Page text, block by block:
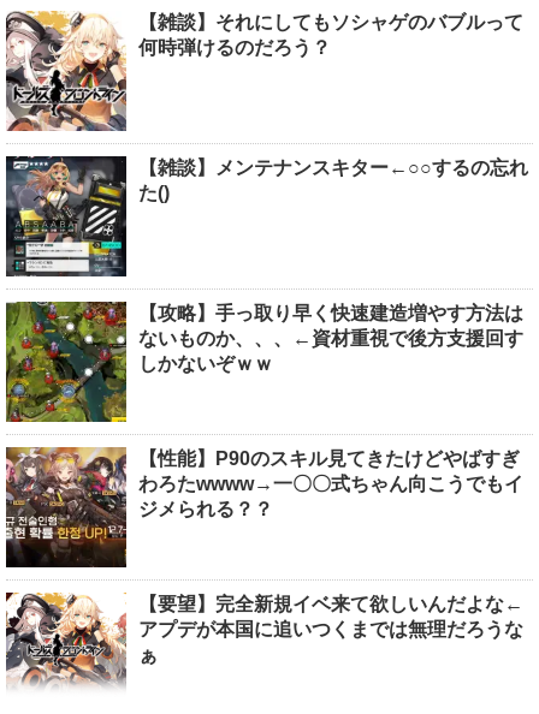
【雑談】それにしてもソシャゲのバブルって
何時弾けるのだろう？
【雑談】メンテナンスキター←○○するの忘れ
た()
【攻略】手っ取り早く快速建造増やす方法は
ないものか、、、←資材重視で後方支援回す
しかないぞｗｗ
【性能】P90のスキル見てきたけどやばすぎ
わろたwwww→一〇〇式ちゃん向こうでもイ
ジメられる？？
【要望】完全新規イベ来て欲しいんだよな←
アプデが本国に追いつくまでは無理だろうな
ぁ